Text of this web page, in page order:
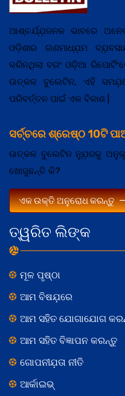
ତ୍ୱରିତ ଲିଙ୍କ
ମୂଳ ପୃଷ୍ଠା
ଆମ ବିଷଯ଼ରେ
ଆମ ସହିତ ଯୋଗାଯୋଗ
ଆମ ସହିତ ବିଜ୍ଞାପନ କରନ୍ତୁ
ଗୋପନୀଯ଼ତା ନୀତି
ଆର୍କାଇଭ୍
ଆଶ୍ଚର୍ଯ୍ଯ଼ଜନକ ଭାବରେ
ଓଡ଼ିଶାର ଗଣମାଧ୍ଯ଼ମ
କରିନଥିଲା ବରଂ ଓଡ଼ିଆ
ଉତ୍କଳ ବୁଲେଟିନ, ଏହି
ପରିବର୍ତ୍ତନ ପାଇଁ ଏକ ବିକାଶ |
ସର୍ଚ୍ଚରେ ଶ୍ରେଷ୍ଠ 10ଟି
ଉତ୍କଳ ବୁଲେଟିନ ନ୍ଯ଼ୁଜକୁ
ଖୋଜୁଛନ୍ତି କି?
ଏକ ଉକ୍ତି ଅନୁରୋଧ କରନ୍ତୁ